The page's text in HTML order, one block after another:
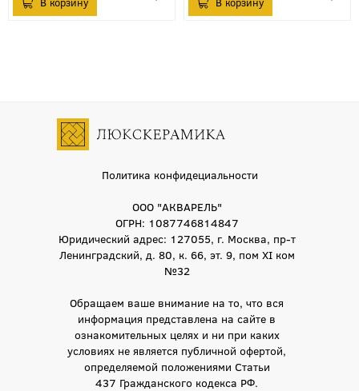
Политика конфидециальности
ООО "АКВАРЕЛЬ"
ОГРН: 1087746814847
Юридический адрес: 127055, г. Москва, пр-т
Ленинградский, д. 80, к. 66, эт. 9, пом XI ком
№32
Обращаем ваше внимание на то, что вся
информация представлена на сайте в
ознакомительных целях и ни при каких
условиях не является публичной офертой,
определяемой положениями Статьи
437 Гражданского кодекса РФ.